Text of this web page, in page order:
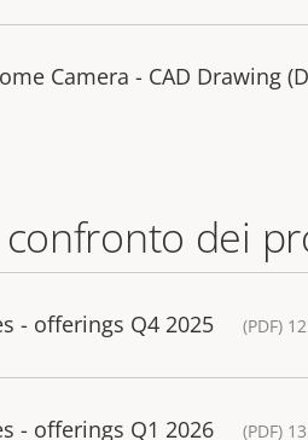
Camera - CAD Drawing
dei
- offerings Q4 2025 (PDF)
- offerings Q1 2026 (PDF)